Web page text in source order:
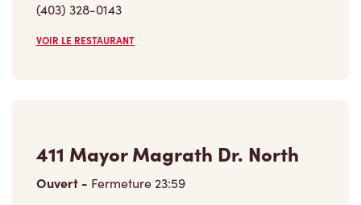
(403) 328-0143
VOIR LE RESTAURANT
411 Mayor Magrath Dr. North
Ouvert - Fermeture23:59